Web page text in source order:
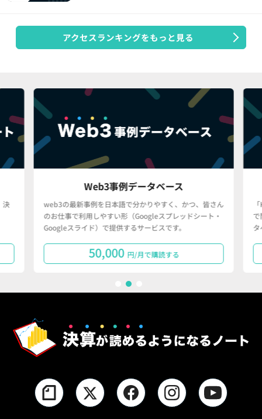
アクセスランキングをもっと見る
Web3事例データベース
web3の最新事例を日本語で分かりやすく、かつ、皆さん
のお仕事で利用しやすい形（Googleスプレッドシート・
Googleスライド）で提供するサービスです。
50,000 円/月で購読する
で
タ